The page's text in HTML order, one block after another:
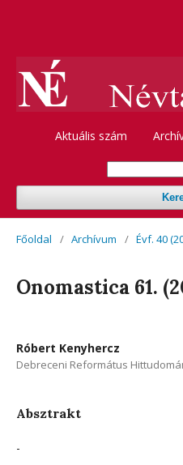
Aktuális szám
Főoldal / Archívum / Évf. 40
Onomastica 61.
Róbert Kenyhercz
Debreceni Református
Absztrakt
-